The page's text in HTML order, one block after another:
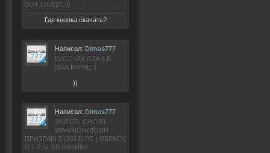
БОТ (16/02/14)
Где кнопка скачать?
Написал: Dimas777
КУСОЧЕК GTA 5 В
MAX PAYNE 3
))
Написал: Dimas777
SNIPER: GHOST
WARRIOR(ВОИН
ПРИЗРАК) 2 (2013) РС | REPACK
ОТ R.G. МЕХАНИКИ